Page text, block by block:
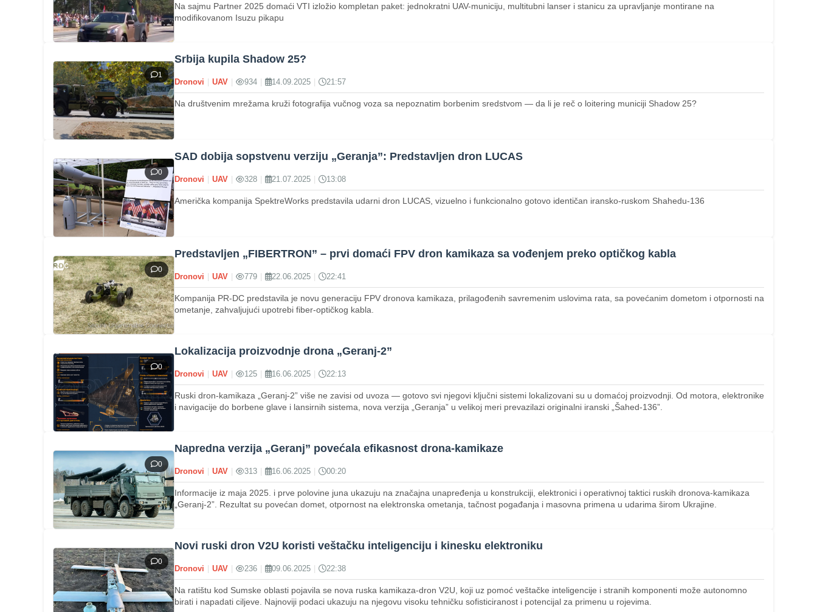
Na sajmu Partner 2025 domaći VTI izložio kompletan paket: jednokratni UAV-municiju, multitubni lanser i stanicu za upravljanje montirane na
modifikovanom Isuzu pikapu
1
Srbija kupila Shadow 25?
Dronovi UAV 934 14.09.2025 21:57
Na društvenim mrežama kruži fotografija vučnog voza sa nepoznatim borbenim sredstvom — da li je reč o loitering municiji Shadow 25?
0
SAD dobija sopstvenu verziju „Geranja”: Predstavljen dron LUCAS
Dronovi UAV 328 21.07.2025 13:08
Američka kompanija SpektreWorks predstavila udarni dron LUCAS, vizuelno i funkcionalno gotovo identičan iransko-ruskom Shahedu-136
0
Predstavljen „FIBERTRON” – prvi domaći FPV dron kamikaza sa vođenjem preko optičkog kabla
Dronovi UAV 779 22.06.2025 22:41
Kompanija PR-DC predstavila je novu generaciju FPV dronova kamikaza, prilagođenih savremenim uslovima rata, sa povećanim dometom i otpornosti na
ometanje, zahvaljujući upotrebi fiber-optičkog kabla.
0
Lokalizacija proizvodnje drona „Geranj-2”
Dronovi UAV 125 16.06.2025 22:13
Ruski dron-kamikaza „Geranj-2” više ne zavisi od uvoza — gotovo svi njegovi ključni sistemi lokalizovani su u domaćoj proizvodnji. Od motora, elektronike
i navigacije do borbene glave i lansirnih sistema, nova verzija „Geranja” u velikoj meri prevazilazi originalni iranski „Šahed-136”.
0
Napredna verzija „Geranj” povećala efikasnost drona-kamikaze
Dronovi UAV 313 16.06.2025 00:20
Informacije iz maja 2025. i prve polovine juna ukazuju na značajna unapređenja u konstrukciji, elektronici i operativnoj taktici ruskih dronova-kamikaza
„Geranj-2”. Rezultat su povećan domet, otpornost na elektronska ometanja, tačnost pogađanja i masovna primena u udarima širom Ukrajine.
0
Novi ruski dron V2U koristi veštačku inteligenciju i kinesku elektroniku
Dronovi UAV 236 09.06.2025 22:38
Na ratištu kod Sumske oblasti pojavila se nova ruska kamikaza-dron V2U, koji uz pomoć veštačke inteligencije i stranih komponenti može autonomno
birati i napadati ciljeve. Najnoviji podaci ukazuju na njegovu visoku tehničku sofisticiranost i potencijal za primenu u rojevima.